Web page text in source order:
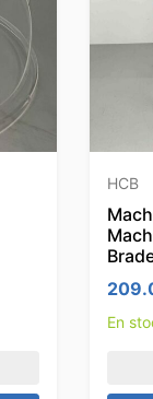
HCB
En